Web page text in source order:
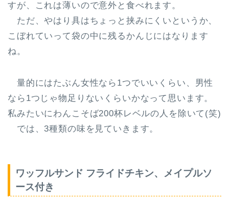
すが、これは薄いので意外と食べれます。
ただ、やはり具はちょっと挟みにくいというか、
こぼれていって袋の中に残るかんじにはなります
ね。
量的にはたぶん女性なら1つでいいくらい、男性
なら1つじゃ物足りないくらいかなって思います。
私みたいにわんこそば200杯レベルの人を除いて(笑)
では、3種類の味を見ていきます。
ワッフルサンド フライドチキン、メイプルソ
ース付き